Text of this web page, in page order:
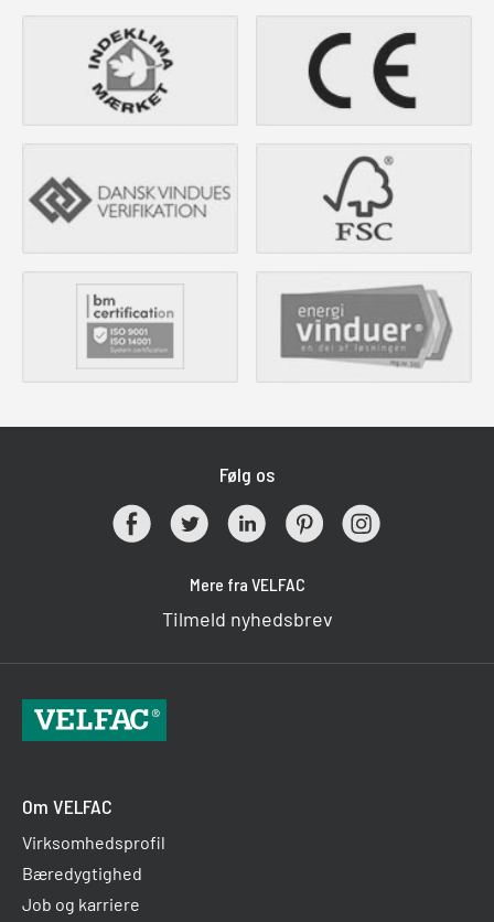
Følg os
Mere fra VELFAC
Tilmeld nyhedsbrev
Om VELFAC
Virksomhedsprofil
Bæredygtighed
Job og karriere